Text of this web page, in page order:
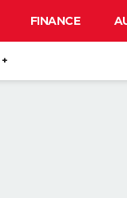
FINANCE
+